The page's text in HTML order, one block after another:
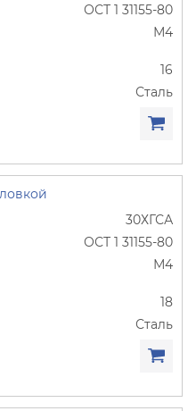
ОСТ 1 31155-80
М4
16
Сталь
30ХГСА
ОСТ 1 31155-80
М4
18
Сталь